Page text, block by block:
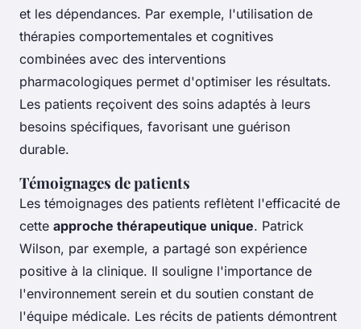
et les dépendances. Par exemple, l'utilisation de
thérapies comportementales et cognitives
combinées avec des interventions
pharmacologiques permet d'optimiser les résultats.
Les patients reçoivent des soins adaptés à leurs
besoins spécifiques, favorisant une guérison
durable.
Témoignages de patients
Les témoignages des patients reflètent l'efficacité de
cette approche thérapeutique unique. Patrick
Wilson, par exemple, a partagé son expérience
positive à la clinique. Il souligne l'importance de
l'environnement serein et du soutien constant de
l'équipe médicale. Les récits de patients démontrent